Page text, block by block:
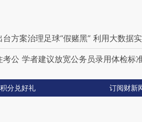
方案治理足球“假赌黑” 利用大数据
公 学者建议放宽公务员录用体检标
分兑好礼 订阅财新